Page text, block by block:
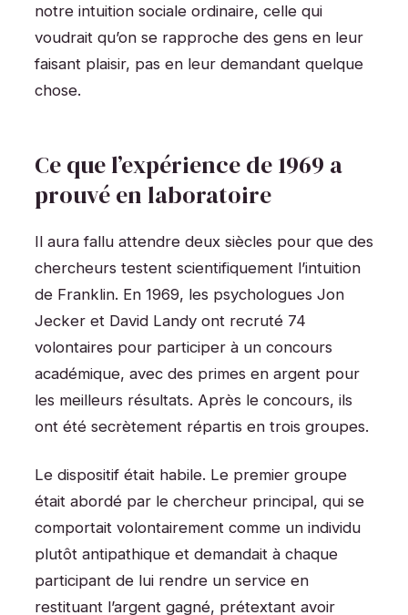
notre intuition sociale ordinaire, celle qui
voudrait qu’on se rapproche des gens en leur
faisant plaisir, pas en leur demandant quelque
chose.
Ce que l’expérience de 1969 a
prouvé en laboratoire
Il aura fallu attendre deux siècles pour que des
chercheurs testent scientifiquement l’intuition
de Franklin. En 1969, les psychologues Jon
Jecker et David Landy ont recruté 74
volontaires pour participer à un concours
académique, avec des primes en argent pour
les meilleurs résultats. Après le concours, ils
ont été secrètement répartis en trois groupes.
Le dispositif était habile. Le premier groupe
était abordé par le chercheur principal, qui se
comportait volontairement comme un individu
plutôt antipathique et demandait à chaque
participant de lui rendre un service en
restituant l’argent gagné, prétextant avoir